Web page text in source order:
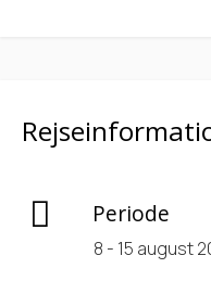
Periode
8 - 15 august